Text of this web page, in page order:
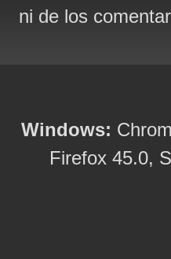
ni de los
Windows:
Firefox 45.0,